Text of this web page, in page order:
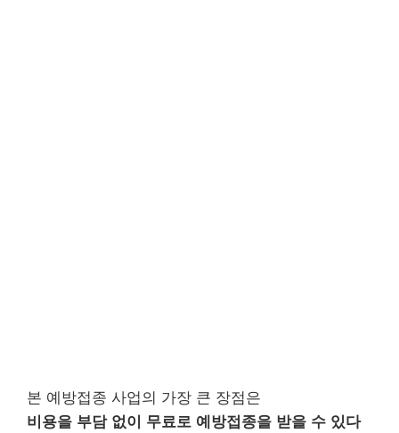
본 예방접종 사업의 가장 큰 장점은
비용을 부담 없이 무료로 예방접종을 받을 수 있다